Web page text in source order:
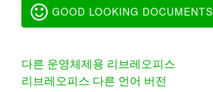
GOOD LOOKING DOCUMENTS
다른 운영체제용 리브레오피스
리브레오피스 다른 언어 버전